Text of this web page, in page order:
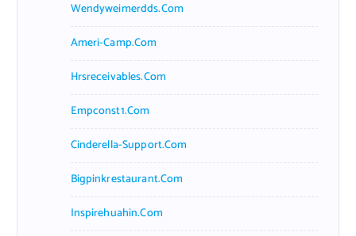
Wendyweimerdds.com
Ameri-Camp.com
Hrsreceivables.com
Empconst1.com
Cinderella-Support.com
Bigpinkrestaurant.com
Inspirehuahin.com